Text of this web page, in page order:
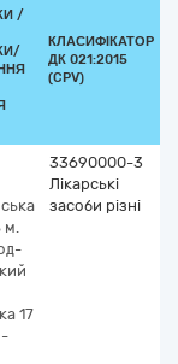
/
КЛАСИФІКАТОР
ДК 021:2015
(CPV)
м.
17
33690000-3
Лікарські
засоби різні